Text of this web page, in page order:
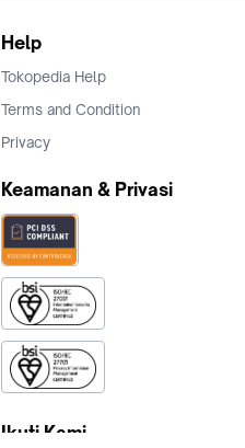
Help
Tokopedia Help
Terms and Condition
Privacy
Keamanan & Privasi
Ikuti Kami